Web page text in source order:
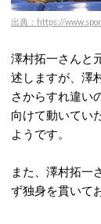
出典：https://
澤村拓一さんと
述しますが、澤
さからすれ違い
向けて動いてい
ようです。
また、澤村拓一
ず独身を貫いて